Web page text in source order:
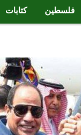
فلسطين كتابات